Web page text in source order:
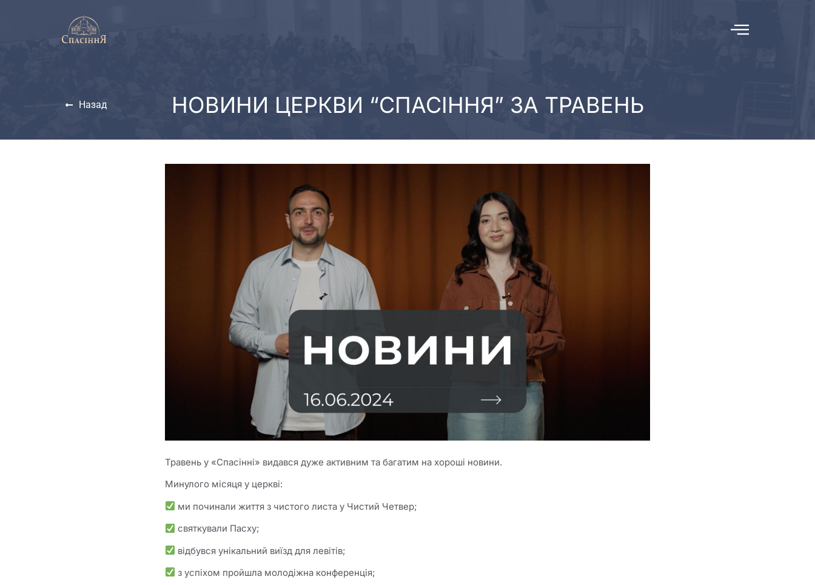
НОВИНИ ЦЕРКВИ “СПАСІННЯ” ЗА ТРАВЕНЬ
Назад
Травень у «Спасінні» видався дуже активним та багатим на хороші новини.
Минулого місяця у церкві:
ми починали життя з чистого листа у Чистий Четвер;
святкували Пасху;
відбувся унікальний виїзд для левітів;
з успіхом пройшла молодіжна конференція;